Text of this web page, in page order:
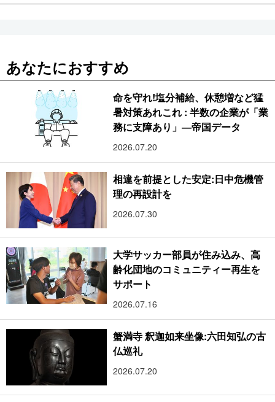
あなたにおすすめ
命を守れ!塩分補給、休憩増など猛
暑対策あれこれ : 半数の企業が「業
務に支障あり」―帝国データ
2026.07.20
相違を前提とした安定:日中危機管
理の再設計を
2026.07.30
大学サッカー部員が住み込み、高
齢化団地のコミュニティー再生を
サポート
2026.07.16
蟹満寺 釈迦如来坐像:六田知弘の古
仏巡礼
2026.07.20